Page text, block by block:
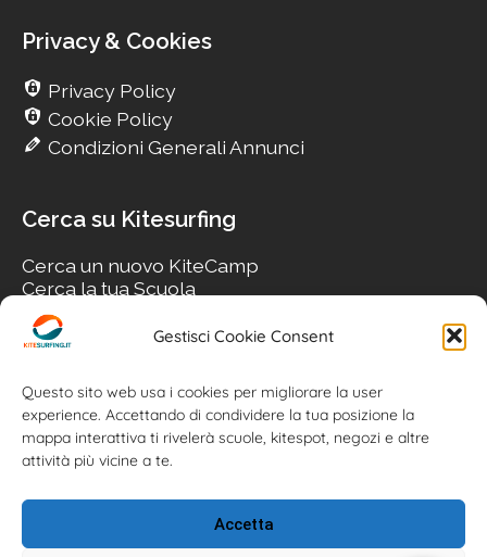
Gestisci Cookie Consent
Questo sito web usa i cookies per migliorare la user
experience. Accettando di condividere la tua posizione la
mappa interattiva ti rivelerà scuole, kitespot, negozi e altre
attività più vicine a te.
Accetta
Privacy & Cookies
Privacy Policy
Cookie Policy
Condizioni Generali Annunci
Cerca su Kitesurfing
Cerca un nuovo KiteCamp
Cerca la tua Scuola
Cerca il tuo KiteSpot
Cerca Accommodation